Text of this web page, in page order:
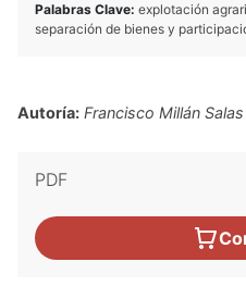
Palabras Clave: explotación
separación de bienes y
Autoría: Francisco Millán Salas
PDF